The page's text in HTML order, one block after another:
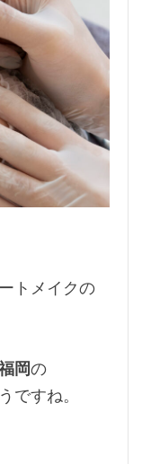
トメイクの
岡の
ですね。